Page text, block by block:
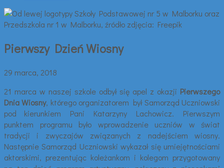
Pierwszy Dzień Wiosny
29 marca, 2018
21 marca w naszej szkole odbył się apel z okazji Pierwszego
Dnia Wiosny, którego organizatorem był Samorząd Uczniowski
pod kierunkiem Pani Katarzyny Lachowicz. Pierwszym
punktem programu było wprowadzenie uczniów w świat
tradycji i zwyczajów związanych z nadejściem wiosny.
Następnie Samorząd Uczniowski wykazał się umiejętnościami
aktorskimi, prezentując koleżankom i kolegom przygotowany